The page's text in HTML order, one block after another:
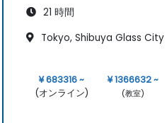
21 時間
Tokyo, Shibuya Glass City
¥ 683316 ~
(オンライン)
¥ 1366632 ~
(教室)